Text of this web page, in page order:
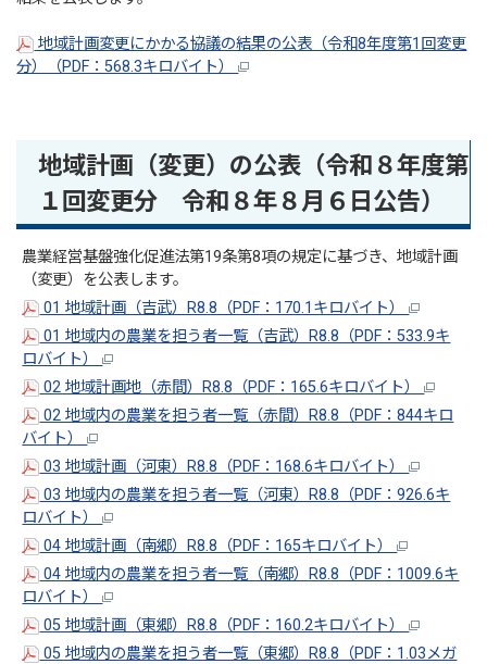
地域計画変更にかかる協議の結果の公表（令和8年度第1回変更
分）（PDF：568.3キロバイト）
地域計画（変更）の公表（令和８年度第
１回変更分 令和８年８月６日公告）
農業経営基盤強化促進法第19条第8項の規定に基づき、地域計画
（変更）を公表します。
01 地域計画（吉武）R8.8（PDF：170.1キロバイト）
01 地域内の農業を担う者一覧（吉武）R8.8（PDF：533.9キ
ロバイト）
02 地域計画地（赤間）R8.8（PDF：165.6キロバイト）
02 地域内の農業を担う者一覧（赤間）R8.8（PDF：844キロ
バイト）
03 地域計画（河東）R8.8（PDF：168.6キロバイト）
03 地域内の農業を担う者一覧（河東）R8.8（PDF：926.6キ
ロバイト）
04 地域計画（南郷）R8.8（PDF：165キロバイト）
04 地域内の農業を担う者一覧（南郷）R8.8（PDF：1009.6キ
ロバイト）
05 地域計画（東郷）R8.8（PDF：160.2キロバイト）
05 地域内の農業を担う者一覧（東郷）R8.8（PDF：1.03メガ